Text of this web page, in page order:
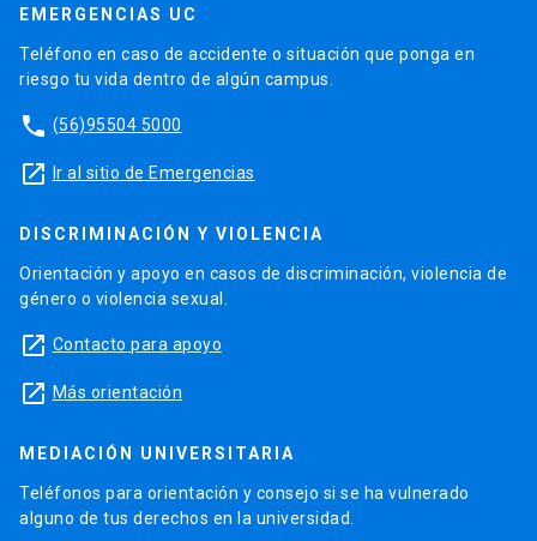
EMERGENCIAS UC
Teléfono en caso de accidente o situación que ponga en
riesgo tu vida dentro de algún campus.
phone (56)95504 5000
launch Ir al sitio de Emergencias
DISCRIMINACIÓN Y VIOLENCIA
Orientación y apoyo en casos de discriminación, violencia de
género o violencia sexual.
launch Contacto para apoyo
launch Más orientación
MEDIACIÓN UNIVERSITARIA
Teléfonos para orientación y consejo si se ha vulnerado
alguno de tus derechos en la universidad.